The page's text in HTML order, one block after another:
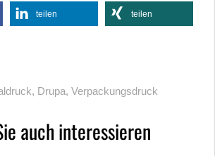
teilen teilen
, Drupa, Verpackungsdruck
auch interessieren